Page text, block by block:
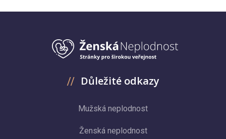
Důležité odkazy
Mužská neplodnost
Ženská neplodnost